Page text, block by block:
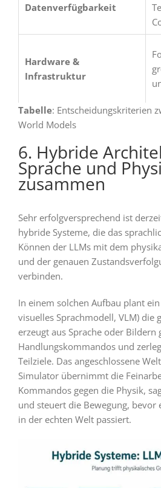
Datenverfügbarkeit
Hardware &
Infrastruktur
Tabelle: Entscheidungskriterien
World Models
6. Hybride
Sprache und
zusammen
Sehr erfolgversprechend ist
hybride Systeme, die das
Können der LLMs mit dem
und der genauen
verbinden.
In einem solchen Aufbau plant
visuelles Sprachmodell, VLM) die
erzeugt aus Sprache oder Bildern
Handlungskommandos und
Teilziele. Das angeschlossene
Simulator übernimmt die
Kommandos gegen die Physik,
und steuert die Bewegung, bevor
in der echten Welt passiert.